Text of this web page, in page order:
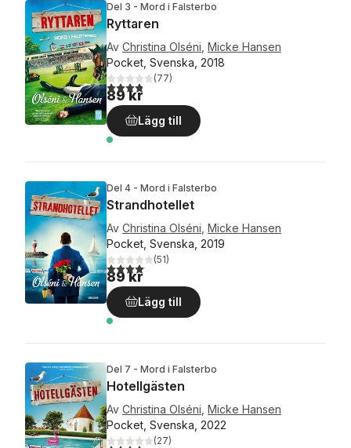
Del 3 - Mord i Falsterbo
Ryttaren
Av Christina Olséni Micke Hansen
Pocket, Svenska, 2018
3,8utav 5 stjärnor. Totalt antal röster:
(77)
89 kr
Lägg till
Del 4 - Mord i Falsterbo
Strandhotellet
Av Christina Olséni Micke Hansen
Pocket, Svenska, 2019
4,1utav 5 stjärnor. Totalt antal röster:
(51)
89 kr
Lägg till
Del 7 - Mord i Falsterbo
Hotellgästen
Av Christina Olséni Micke Hansen
Pocket, Svenska, 2022
(27)